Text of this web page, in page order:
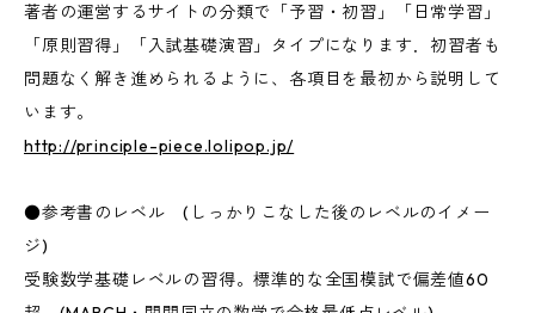
著者の運営するサイトの分類で「予習・初習」「日常学習」
「原則習得」「入試基礎演習」タイプになります．初習者も
問題なく解き進められるように、各項目を最初から説明して
います。
http://principle-piece.lolipop.jp/
●参考書のレベル (しっかりこなした後のレベルのイメー
ジ)
受験数学基礎レベルの習得。標準的な全国模試で偏差値60